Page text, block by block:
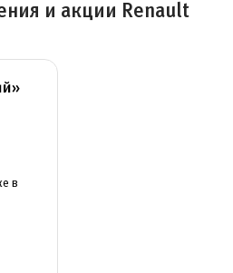
и акции Renault
в